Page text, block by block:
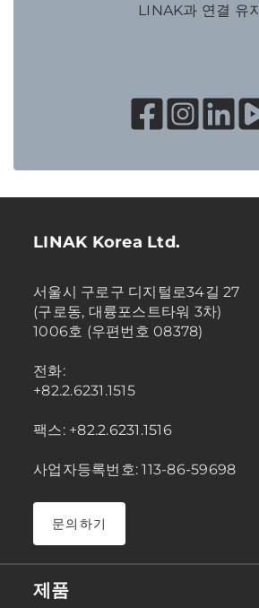
LINAK과 연결 유지
LINAK Korea Ltd.
서울시 구로구 디지털로34길 27
(구로동, 대륭포스트타워 3차)
1006호 (우편번호 08378)
전화:
+82.2.6231.1515
팩스: +82.2.6231.1516
사업자등록번호: 113-86-59698
문의하기
제품